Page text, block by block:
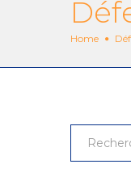
Home